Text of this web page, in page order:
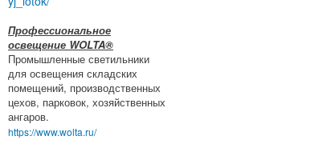
Профессиональное
освещение WOLTA®
Промышленные светильники
для освещения складских
помещений, производственных
цехов, парковок, хозяйственных
ангаров.
https://www.wolta.ru/